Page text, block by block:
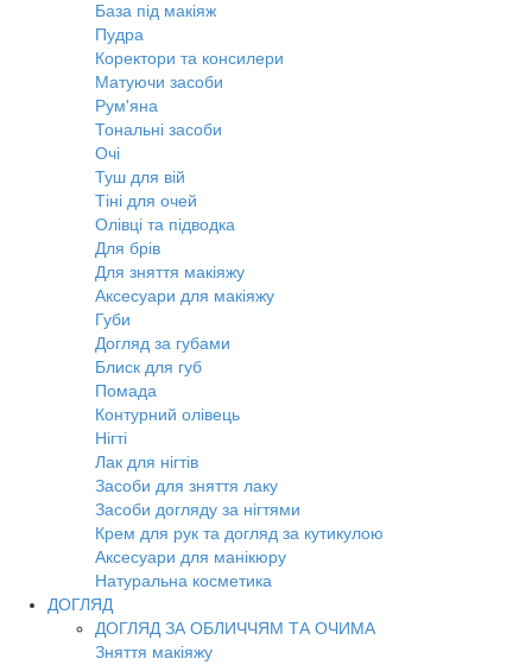
База під макіяж
Пудра
Коректори та консилери
Матуючи засоби
Рум'яна
Тональні засоби
Очі
Туш для вій
Тіні для очей
Олівці та підводка
Для брів
Для зняття макіяжу
Аксесуари для макіяжу
Губи
Догляд за губами
Блиск для губ
Помада
Контурний олівець
Нігті
Лак для нігтів
Засоби для зняття лаку
Засоби догляду за нігтями
Крем для рук та догляд за кутикулою
Аксесуари для манікюру
Натуральна косметика
ДОГЛЯД
ДОГЛЯД ЗА ОБЛИЧЧЯМ ТА ОЧИМА
Зняття макіяжу